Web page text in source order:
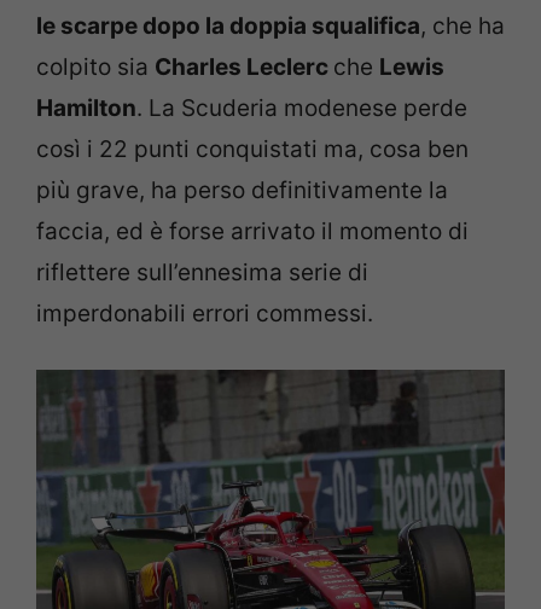
le scarpe dopo la doppia squalifica, che ha
colpito sia Charles Leclerc che Lewis
Hamilton. La Scuderia modenese perde
così i 22 punti conquistati ma, cosa ben
più grave, ha perso definitivamente la
faccia, ed è forse arrivato il momento di
riflettere sull’ennesima serie di
imperdonabili errori commessi.